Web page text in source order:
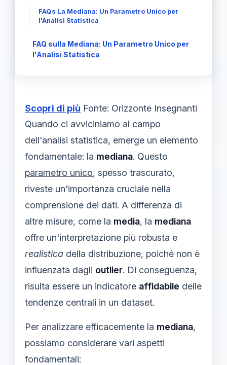
FAQs La Mediana: Un Parametro Unico per
l'Analisi Statistica
FAQ sulla Mediana: Un Parametro Unico per
l'Analisi Statistica
Scopri di più Fonte: Orizzonte Insegnanti
Quando ci avviciniamo al campo
dell'analisi statistica, emerge un elemento
fondamentale: la mediana. Questo
parametro unico, spesso trascurato,
riveste un'importanza cruciale nella
comprensione dei dati. A differenza di
altre misure, come la media, la mediana
offre un'interpretazione più robusta e
realistica della distribuzione, poiché non è
influenzata dagli outlier. Di conseguenza,
risulta essere un indicatore affidabile delle
tendenze centrali in un dataset.
Per analizzare efficacemente la mediana,
possiamo considerare vari aspetti
fondamentali: